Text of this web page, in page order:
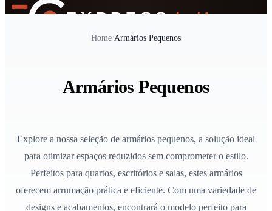
Home/Armários Pequenos
Armários Pequenos
Explore a nossa seleção de armários pequenos, a solução ideal
para otimizar espaços reduzidos sem comprometer o estilo.
Perfeitos para quartos, escritórios e salas, estes armários
oferecem arrumação prática e eficiente. Com uma variedade de
designs e acabamentos, encontrará o modelo perfeito para